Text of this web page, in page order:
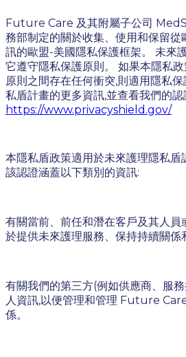
Future Care 及其附屬子公司
務部制定的關於收集、使用和保留從
訊的歐盟-美國隱私保護框架。 未來
它遵守隱私保護原則。 如果本隱私
原則之間存在任何衝突,則適用隱私
私盾計畫的更多資訊,並查看我們的認
https://www.privacyshield.gov/
本隱私盾政策適用於未來護理隱私盾
該認證涵蓋以下類別的資訊:
有關當前、前任和潛在客戶及其人員
於提供未來護理服務、保持持續關係
有關我們的第三方(例如供應商、服
人資訊,以便管理和管理 Future
係。